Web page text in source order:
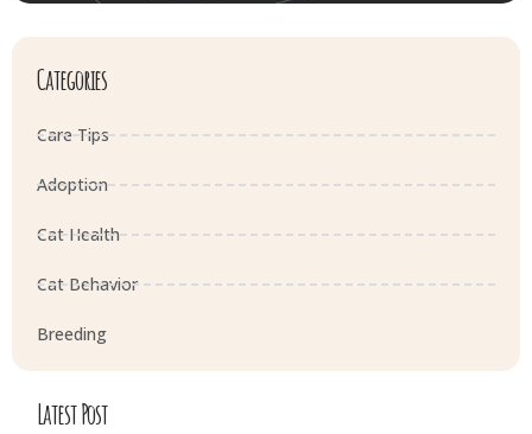
Categories
Care Tips
Adoption
Cat Health
Cat Behavior
Breeding
Latest Post